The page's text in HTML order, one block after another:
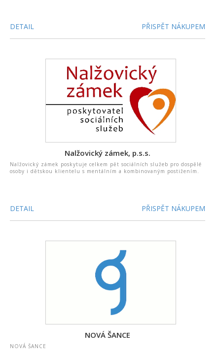
DETAIL PŘISPĚT NÁKUPEM
Nalžovický zámek, p.s.s.
Nalžovický zámek poskytuje celkem pět sociálních služeb pro dospělé
osoby i dětskou klientelu s mentálním a kombinovaným postižením.
DETAIL PŘISPĚT NÁKUPEM
NOVÁ ŠANCE
NOVÁ ŠANCE